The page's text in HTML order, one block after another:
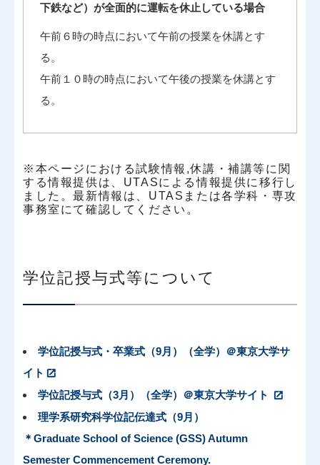
下鉄など）が全面的に運転を休止している場合
午前６時の時点において午前の授業を休講とす
る。
午前１０時の時点において午後の授業を休講とす
る。
※本ページにおける試験情報,休講・補講等に関
する情報提供は、UTASによる情報提供に移行し
ました。最新情報は、UTASまたは各学科・専攻
事務室にて確認してください。
学位記授与式等について
学位記授与式・卒業式（9月）（全学）＠東京大学サ
イト
学位記授与式（3月）（全学）＠東京大学サイト
理学系研究科学位記伝達式（9月）
＊Graduate School of Science (GSS) Autumn
Semester Commencement Ceremony.